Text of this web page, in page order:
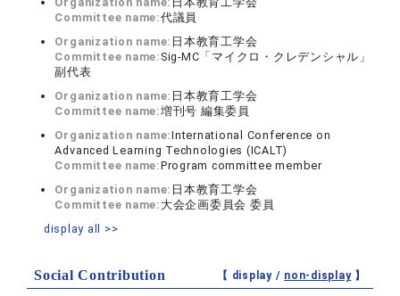
Committee name:代議員
Organization name: 日本教育工学会
Committee name: Sig-MC「マイクロ・クレデンシャル」
副代表
Organization name: 日本教育工学会
Committee name:増刊号 編集委員
Organization name:International Conference on
Advanced Learning Technologies (ICALT)
Committee name:Program committee member
Organization name: 日本教育工学会
Committee name: 大会企画委員会 委員
display all >>
Social Contribution 【 display / non-display】